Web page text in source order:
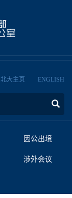
北大主页 ENGLISH
因公出境
涉外会议